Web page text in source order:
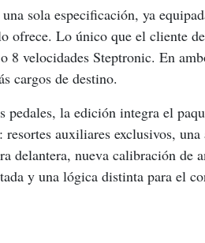
sola especificación, ya
ofrece. Lo único que el cliente
8 velocidades Steptronic. En
cargos de destino.
pedales, la edición integra el
auxiliares exclusivos, una
delantera, nueva calibración de
y una lógica distinta para el